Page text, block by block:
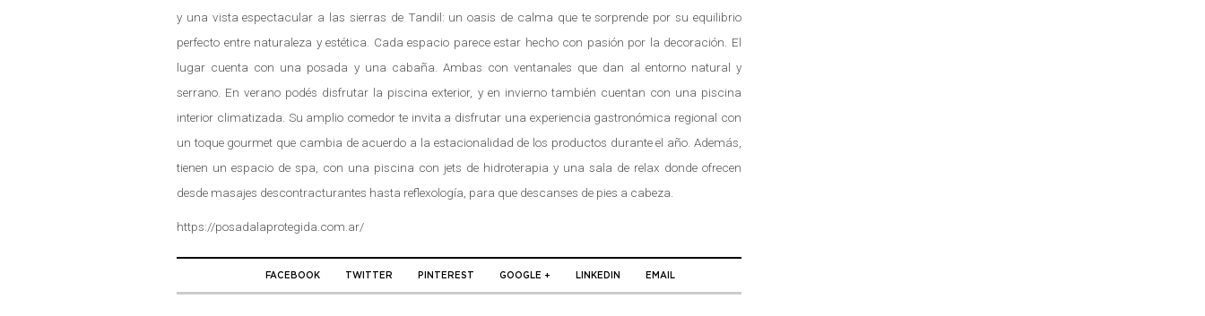
y una vista espectacular a las sierras de Tandil: un oasis de calma que te sorprende por su equilibrio
perfecto entre naturaleza y estética. Cada espacio parece estar hecho con pasión por la decoración. El
lugar cuenta con una posada y una cabaña. Ambas con ventanales que dan al entorno natural y
serrano. En verano podés disfrutar la piscina exterior, y en invierno también cuentan con una piscina
interior climatizada. Su amplio comedor te invita a disfrutar una experiencia gastronómica regional con
un toque gourmet que cambia de acuerdo a la estacionalidad de los productos durante el año. Además,
tienen un espacio de spa, con una piscina con jets de hidroterapia y una sala de relax donde ofrecen
desde masajes descontracturantes hasta reflexología, para que descanses de pies a cabeza.
https://posadalaprotegida.com.ar/
FACEBOOK TWITTER PINTEREST GOOGLE + LINKEDIN EMAIL